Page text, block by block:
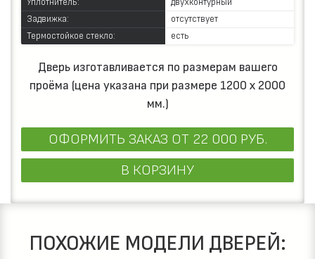
Уплотнитель:
двухконтурный
Задвижка:
отсутствует
Термостойкое стекло:
есть
Дверь изготавливается по размерам вашего
проёма (цена указана при размере 1200 х 2000
мм.)
ОФОРМИТЬ ЗАКАЗ ОТ 22 000 РУБ.
В КОРЗИНУ
ПОХОЖИЕ МОДЕЛИ ДВЕРЕЙ: